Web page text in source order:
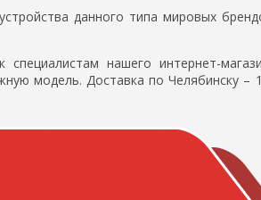
данного типа мировых
нашего интернет-
модель. Доставка по Челябинску –